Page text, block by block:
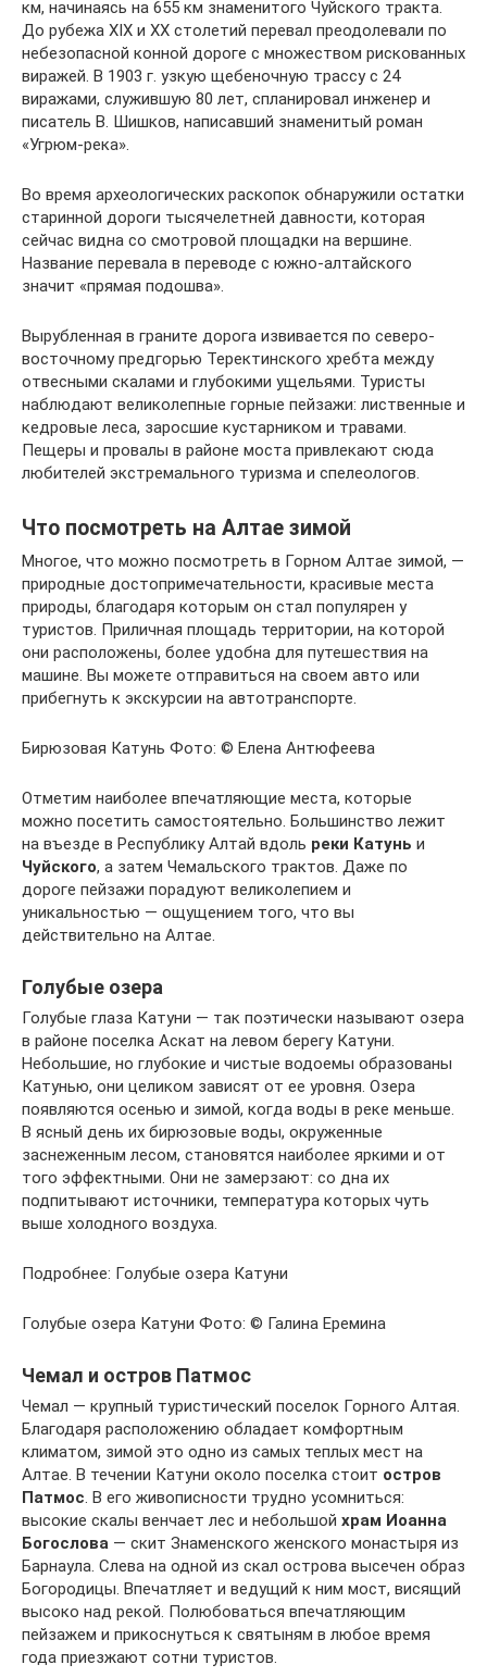
км, начинаясь на 655 км знаменитого Чуйского тракта.
До рубежа ХIХ и ХХ столетий перевал преодолевали по
небезопасной конной дороге с множеством рискованных
виражей. В 1903 г. узкую щебеночную трассу с 24
виражами, служившую 80 лет, спланировал инженер и
писатель В. Шишков, написавший знаменитый роман
«Угрюм-река».
Во время археологических раскопок обнаружили остатки
старинной дороги тысячелетней давности, которая
сейчас видна со смотровой площадки на вершине.
Название перевала в переводе с южно-алтайского
значит «прямая подошва».
Вырубленная в граните дорога извивается по северо-
восточному предгорью Теректинского хребта между
отвесными скалами и глубокими ущельями. Туристы
наблюдают великолепные горные пейзажи: лиственные и
кедровые леса, заросшие кустарником и травами.
Пещеры и провалы в районе моста привлекают сюда
любителей экстремального туризма и спелеологов.
Что посмотреть на Алтае зимой
Многое, что можно посмотреть в Горном Алтае зимой, —
природные достопримечательности, красивые места
природы, благодаря которым он стал популярен у
туристов. Приличная площадь территории, на которой
они расположены, более удобна для путешествия на
машине. Вы можете отправиться на своем авто или
прибегнуть к экскурсии на автотранспорте.
Бирюзовая Катунь Фото: © Елена Антюфеева
Отметим наиболее впечатляющие места, которые
можно посетить самостоятельно. Большинство лежит
на въезде в Республику Алтай вдоль реки Катунь и
Чуйского, а затем Чемальского трактов. Даже по
дороге пейзажи порадуют великолепием и
уникальностью — ощущением того, что вы
действительно на Алтае.
Голубые озера
Голубые глаза Катуни — так поэтически называют озера
в районе поселка Аскат на левом берегу Катуни.
Небольшие, но глубокие и чистые водоемы образованы
Катунью, они целиком зависят от ее уровня. Озера
появляются осенью и зимой, когда воды в реке меньше.
В ясный день их бирюзовые воды, окруженные
заснеженным лесом, становятся наиболее яркими и от
того эффектными. Они не замерзают: со дна их
подпитывают источники, температура которых чуть
выше холодного воздуха.
Подробнее: Голубые озера Катуни
Голубые озера Катуни Фото: © Галина Еремина
Чемал и остров Патмос
Чемал — крупный туристический поселок Горного Алтая.
Благодаря расположению обладает комфортным
климатом, зимой это одно из самых теплых мест на
Алтае. В течении Катуни около поселка стоит остров
Патмос . В его живописности трудно усомниться:
высокие скалы венчает лес и небольшой храм Иоанна
Богослова — скит Знаменского женского монастыря из
Барнаула. Слева на одной из скал острова высечен образ
Богородицы. Впечатляет и ведущий к ним мост, висящий
высоко над рекой. Полюбоваться впечатляющим
пейзажем и прикоснуться к святыням в любое время
года приезжают сотни туристов.